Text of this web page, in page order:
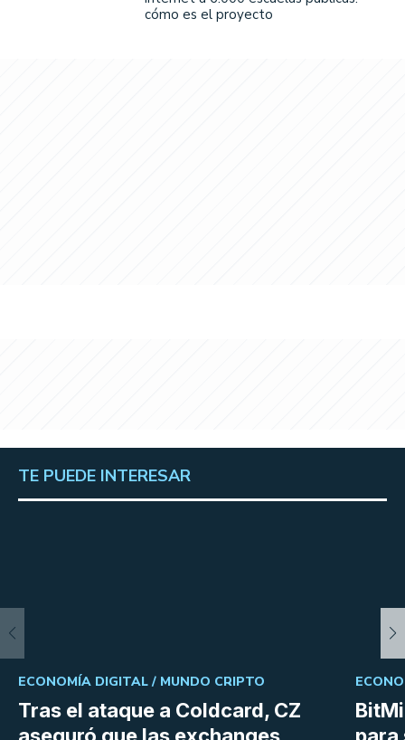
cómo es el proyecto
TE PUEDE INTERESAR
Tras el ataque a Coldcard, CZ
ECONOMÍA DIGITAL / MUNDO CRIPTO